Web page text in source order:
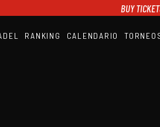
BUY
RANKING CALENDARIO